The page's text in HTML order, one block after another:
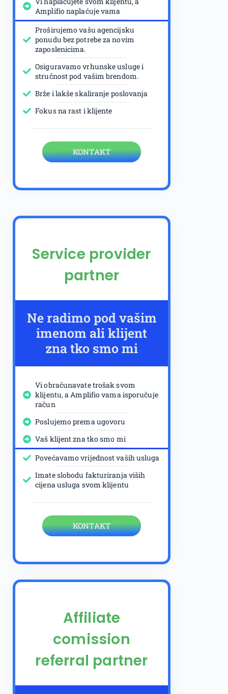
Amplifio naplaćuje vama
Proširujemo vašu agencijsku
ponudu bez potrebe za novim
zaposlenicima.
Osiguravamo vrhunske usluge i
stručnost pod vašim brendom.
Brže i lakše skaliranje poslovanja
Fokus na rast i klijente
KONTAKT
Service provider
partner
Ne radimo pod vašim
imenom ali klijent
zna tko smo mi
Vi obračunavate trošak svom
klijentu, a Amplifio vama isporučuje
račun
Poslujemo prema ugovoru
Vaš klijent zna tko smo mi
Povećavamo vrijednost vaših usluga
Imate slobodu fakturiranja viših
cijena usluga svom klijentu
KONTAKT
Affiliate
comission
referral partner